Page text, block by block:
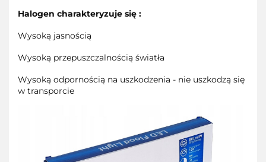
Halogen charakteryzuje się :
Wysoką jasnością
Wysoką przepuszczalnością światła
Wysoką odpornością na uszkodzenia - nie uszkodzą się
w transporcie